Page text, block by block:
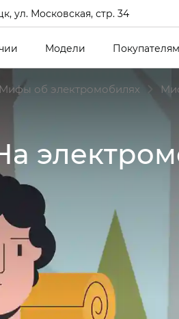
ул. Московская, стр. 34
Модели Покупателям
Мифы об электромобилях